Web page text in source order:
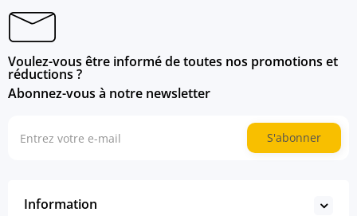
Voulez-vous être informé de toutes nos promotions et
réductions ?
Abonnez-vous à notre newsletter
S'abonner
Information